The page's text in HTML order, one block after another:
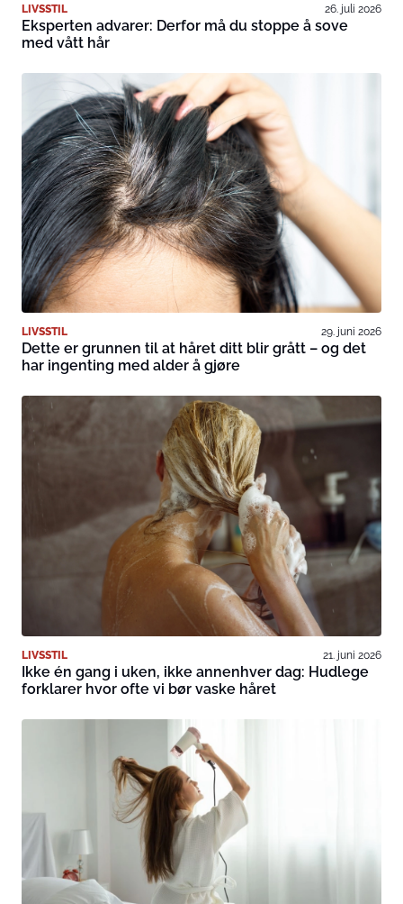
LIVSSTIL 26. juli 2026
Eksperten advarer: Derfor må du stoppe å sove
med vått hår
LIVSSTIL 29. juni 2026
Dette er grunnen til at håret ditt blir grått – og det
har ingenting med alder å gjøre
LIVSSTIL 21. juni 2026
Ikke én gang i uken, ikke annenhver dag: Hudlege
forklarer hvor ofte vi bør vaske håret